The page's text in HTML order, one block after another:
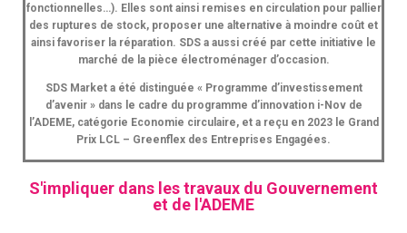
fonctionnelles…). Elles sont ainsi remises en circulation pour pallier
des ruptures de stock, proposer une alternative à moindre coût et
ainsi favoriser la réparation. SDS a aussi créé par cette initiative le
marché de la pièce électroménager d’occasion.
SDS Market a été distinguée « Programme d’investissement
d’avenir » dans le cadre du programme d’innovation i-Nov de
l’ADEME, catégorie Economie circulaire, et a reçu en 2023 le Grand
Prix LCL – Greenflex des Entreprises Engagées.
S'impliquer dans les travaux du Gouvernement
et de l'ADEME